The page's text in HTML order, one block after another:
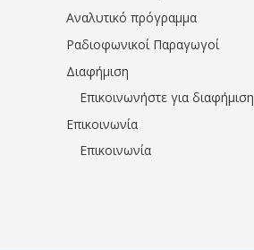
Αναλυτικό πρόγραμμα
Ραδιοφωνικοί Παραγωγοί
Διαφήμιση
Επικοινωνήστε για διαφήμιση
Επικοινωνία
Επικοινωνία